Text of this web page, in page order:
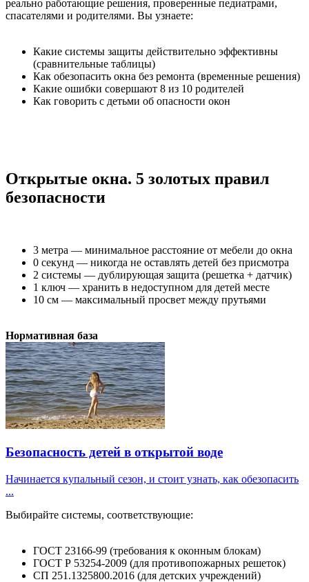
реально работающие решения, проверенные педиатрами,
спасателями и родителями. Вы узнаете:
Какие системы защиты действительно эффективны
(сравнительные таблицы)
Как обезопасить окна без ремонта (временные решения)
Какие ошибки совершают 8 из 10 родителей
Как говорить с детьми об опасности окон
Открытые окна. 5 золотых правил
безопасности
3 метра — минимальное расстояние от мебели до окна
0 секунд — никогда не оставлять детей без присмотра
2 системы — дублирующая защита (решетка + датчик)
1 ключ — хранить в недоступном для детей месте
10 см — максимальный просвет между прутьями
Нормативная база
Безопасность детей в открытой воде
Начинается купальный сезон, и стоит узнать, как обезопасить
...
Выбирайте системы, соответствующие:
ГОСТ 23166-99 (требования к оконным блокам)
ГОСТ Р 53254-2009 (для противопожарных решеток)
СП 251.1325800.2016 (для детских учреждений)